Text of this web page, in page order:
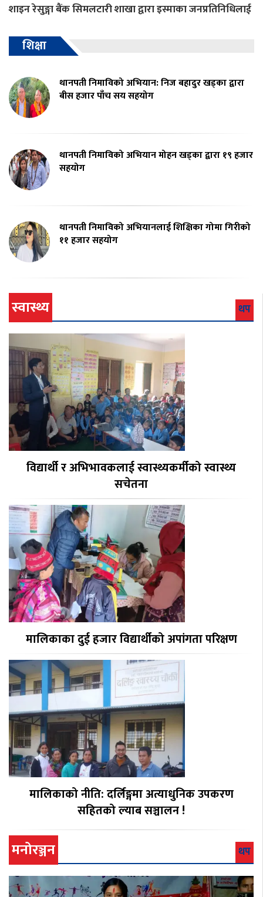
शाइन रेसुङ्गा बैंक सिमलटारी शाखा द्वारा इस्माका जनप्रतिनिधिलाई
शिक्षा
थानपती निमाविको अभियान: निज बहादुर खड्का द्वारा
बीस हजार पाँच सय सहयोग
थानपती निमाविको अभियान मोहन खड्का द्वारा १९ हजार
सहयोग
थानपती निमाविको अभियानलाई शिक्षिका गोमा गिरीको
११ हजार सहयोग
स्वास्थ्य थप
विद्यार्थी र अभिभावकलाई स्वास्थ्यकर्मीको स्वास्थ्य
सचेतना
मालिकाका दुई हजार विद्यार्थीको अपांगता परिक्षण
मालिकाको नीति: दर्लिङ्गमा अत्याधुनिक उपकरण
सहितको ल्याब सञ्चालन !
मनोरञ्जन थप